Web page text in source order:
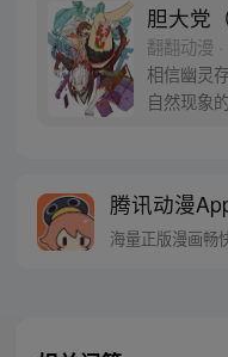
胆大党
翻翻动漫
相信幽灵
自然现象
腾讯动漫
海量正版漫画畅